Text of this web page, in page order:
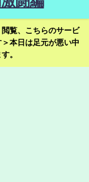
覧、こちらのサービ
本日は足元が悪い中
。